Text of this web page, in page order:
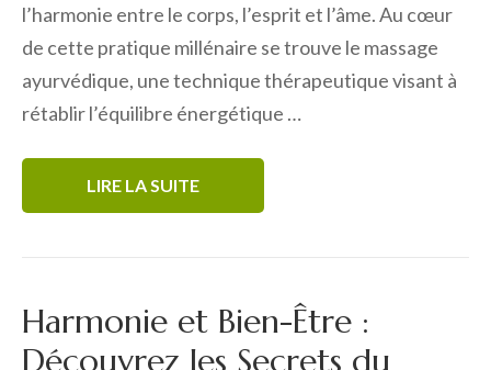
l’harmonie entre le corps, l’esprit et l’âme. Au cœur
de cette pratique millénaire se trouve le massage
ayurvédique, une technique thérapeutique visant à
rétablir l’équilibre énergétique …
LIRE LA SUITE
Harmonie et Bien-Être :
Découvrez les Secrets du